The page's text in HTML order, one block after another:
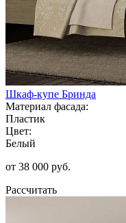
Шкаф-купе Бринда
Материал фасада:
Пластик
Цвет:
Белый
от 38 000 руб.
Рассчитать